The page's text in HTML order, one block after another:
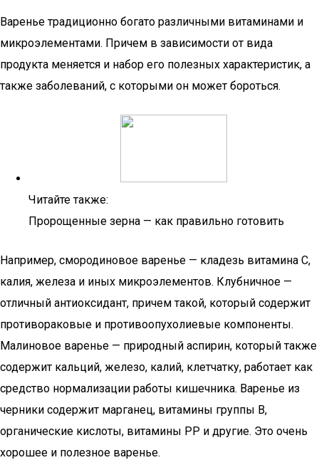
Варенье традиционно богато различными витаминами и
микроэлементами. Причем в зависимости от вида
продукта меняется и набор его полезных характеристик, а
также заболеваний, с которыми он может бороться.
Читайте также:
Пророщенные зерна — как правильно готовить
Например, смородиновое варенье — кладезь витамина С,
калия, железа и иных микроэлементов. Клубничное —
отличный антиоксидант, причем такой, который содержит
противораковые и противоопухолиевые компоненты.
Малиновое варенье — природный аспирин, который также
содержит кальций, железо, калий, клетчатку, работает как
средство нормализации работы кишечника. Варенье из
черники содержит марганец, витамины группы В,
органические кислоты, витамины РР и другие. Это очень
хорошее и полезное варенье.